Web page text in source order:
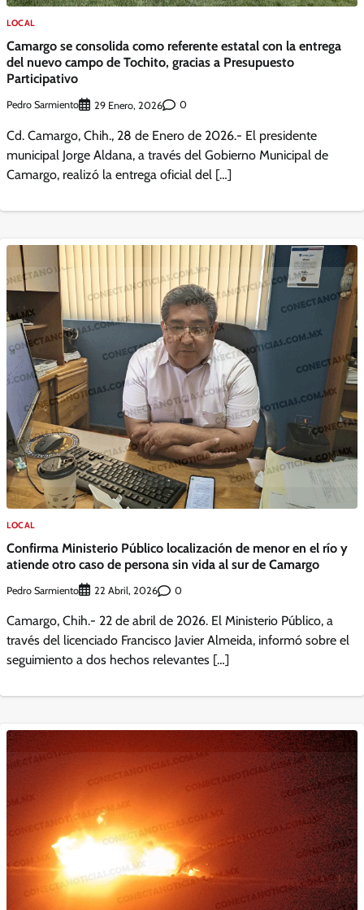
LOCAL
Camargo se consolida como referente estatal con la entrega
del nuevo campo de Tochito, gracias a Presupuesto
Participativo
Pedro Sarmiento 29 Enero, 2026 0
Cd. Camargo, Chih., 28 de Enero de 2026.- El presidente
municipal Jorge Aldana, a través del Gobierno Municipal de
Camargo, realizó la entrega oficial del […]
LOCAL
Confirma Ministerio Público localización de menor en el río y
atiende otro caso de persona sin vida al sur de Camargo
Pedro Sarmiento 22 Abril, 2026 0
Camargo, Chih.- 22 de abril de 2026. El Ministerio Público, a
través del licenciado Francisco Javier Almeida, informó sobre el
seguimiento a dos hechos relevantes […]